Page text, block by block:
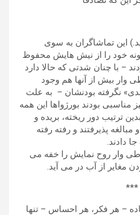
این تماشاگران به سوی
خود را از نیش هایش محفوظ
– با چنان شدتی که حالا دارد
وار بیش از آنها هم وجود
نگرفته بودنشان – به علت
بودند بورژواها این همه
ترتیب دور ریخته، بریده و
پذیرفتند و رفته رفته
دادند.
وار روح نمایش را خفه می
مغایر از آب در می آید.
***
– هر فکر، هر احساس – تنها